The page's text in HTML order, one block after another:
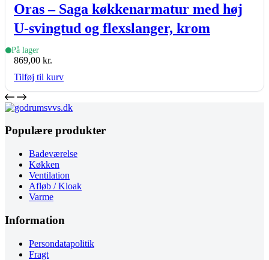
Oras – Saga køkkenarmatur med høj
U-svingtud og flexslanger, krom
På lager
869,00 kr.
Tilføj til kurv
Populære produkter
Badeværelse
Køkken
Ventilation
Afløb / Kloak
Varme
Information
Persondatapolitik
Fragt